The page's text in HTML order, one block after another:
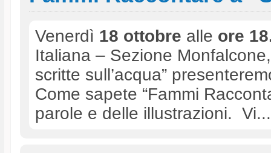
Venerdì 18 ottobre alle ore
Italiana – Sezione
scritte sull’acqua”
Come sapete “Fammi
parole e delle illustrazioni. Vi...